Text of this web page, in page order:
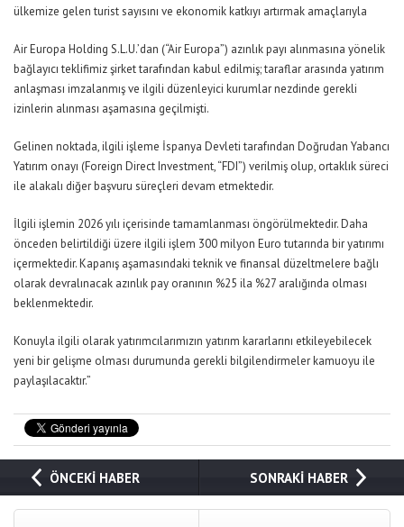
ülkemize gelen turist sayısını ve ekonomik katkıyı artırmak amaçlarıyla
Air Europa Holding S.L.U.’dan (“Air Europa”) azınlık payı alınmasına yönelik
bağlayıcı teklifimiz şirket tarafından kabul edilmiş; taraflar arasında yatırım
anlaşması imzalanmış ve ilgili düzenleyici kurumlar nezdinde gerekli
izinlerin alınması aşamasına geçilmişti.
Gelinen noktada, ilgili işleme İspanya Devleti tarafından Doğrudan Yabancı
Yatırım onayı (Foreign Direct Investment, “FDI”) verilmiş olup, ortaklık süreci
ile alakalı diğer başvuru süreçleri devam etmektedir.
İlgili işlemin 2026 yılı içerisinde tamamlanması öngörülmektedir. Daha
önceden belirtildiği üzere ilgili işlem 300 milyon Euro tutarında bir yatırımı
içermektedir. Kapanış aşamasındaki teknik ve finansal düzeltmelere bağlı
olarak devralınacak azınlık pay oranının %25 ila %27 aralığında olması
beklenmektedir.
Konuyla ilgili olarak yatırımcılarımızın yatırım kararlarını etkileyebilecek
yeni bir gelişme olması durumunda gerekli bilgilendirmeler kamuoyu ile
paylaşılacaktır.”
ÖNCEKİ HABER SONRAKİ HABER